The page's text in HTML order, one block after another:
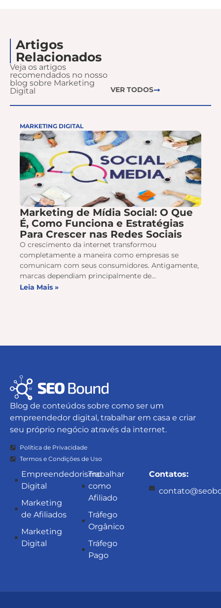
MARKETING DIGITAL
Marketing de Mídia Social: O Que
É, Como Funciona e Estratégias
Para Crescer nas Redes Sociais
O crescimento da internet transformou
completamente a maneira como empresas se
comunicam com seus consumidores. Antigamente,
marcas dependiam principalmente de...
Leia Mais »
Artigos
Relacionados
Veja os artigos
recomendados no nosso
blog sobre Marketing
Digital
VER TODOS
Blog de conteúdos sobre como ser um
empreendedor digital, trabalhar em casa e criar
seu próprio negócio através da internet.
Política de Privacidade
Termos e Condições de Uso
Empreendedorismo
Digital
Marketing
de Afiliados
Marketing
Digital
Trabalhar
como
Afiliado
Tráfego
Orgânico
Tráfego
Pago
Contatos: